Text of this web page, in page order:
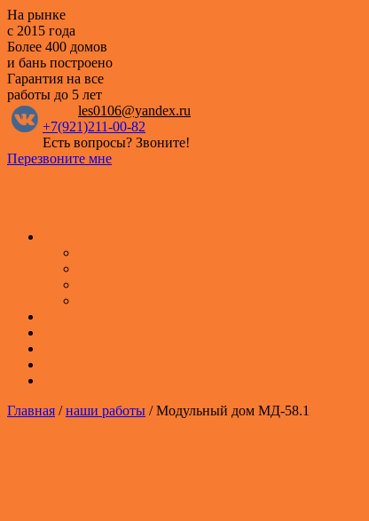
На рынке
с 2015 года
Более 400 домов
и бань построено
Гарантия на все
работы до 5 лет
les0106@yandex.ru
+7(921)211-00-82
Есть вопросы? Звоните!
Перезвоните мне
Главная /наши работы / Модульный дом МД-58.1